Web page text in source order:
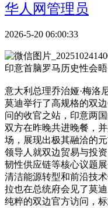
华人网管理员
2026-5-20 06:00:33
印意首脑罗马历史性会
意大利总理乔治娅·梅洛
莫迪举行了高规格的双
问的收官之站，印意两
双方在昨晚共进晚餐，
场，展现出极其融洽的
领导人就双边贸易与投
韧性供应链等核心议题
清洁能源转型和前沿技
拉也在总统府会见了莫
纯粹的双边官方访问，